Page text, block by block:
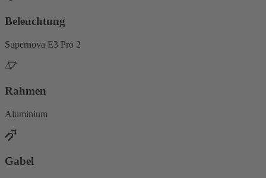
Beleuchtung
Supernova E3 Pro 2
Rahmen
Aluminium
Gabel